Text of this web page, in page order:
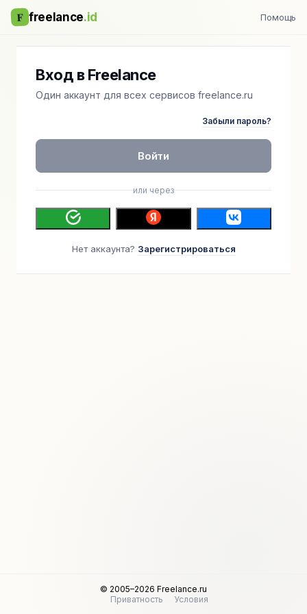
F freelance.id Помощь
Вход в Freelance
Один аккаунт для всех сервисов freelance.ru
Забыли пароль?
Войти
или через
Нет аккаунта? Зарегистрироваться
© 2005–2026 Freelance.ru
Приватность
Условия